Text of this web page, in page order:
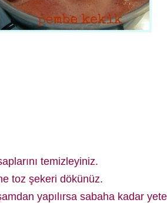
temizleyiniz.
toz şekeri dökünüz.
yapılırsa sabaha kadar